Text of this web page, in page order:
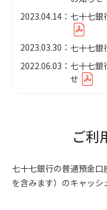
2023.04.14
七十七銀
2023.03.30
七十七銀
2022.06.03
七十七銀
せ
ご利
七十七銀行の普通預金
を含みます）のキャッ